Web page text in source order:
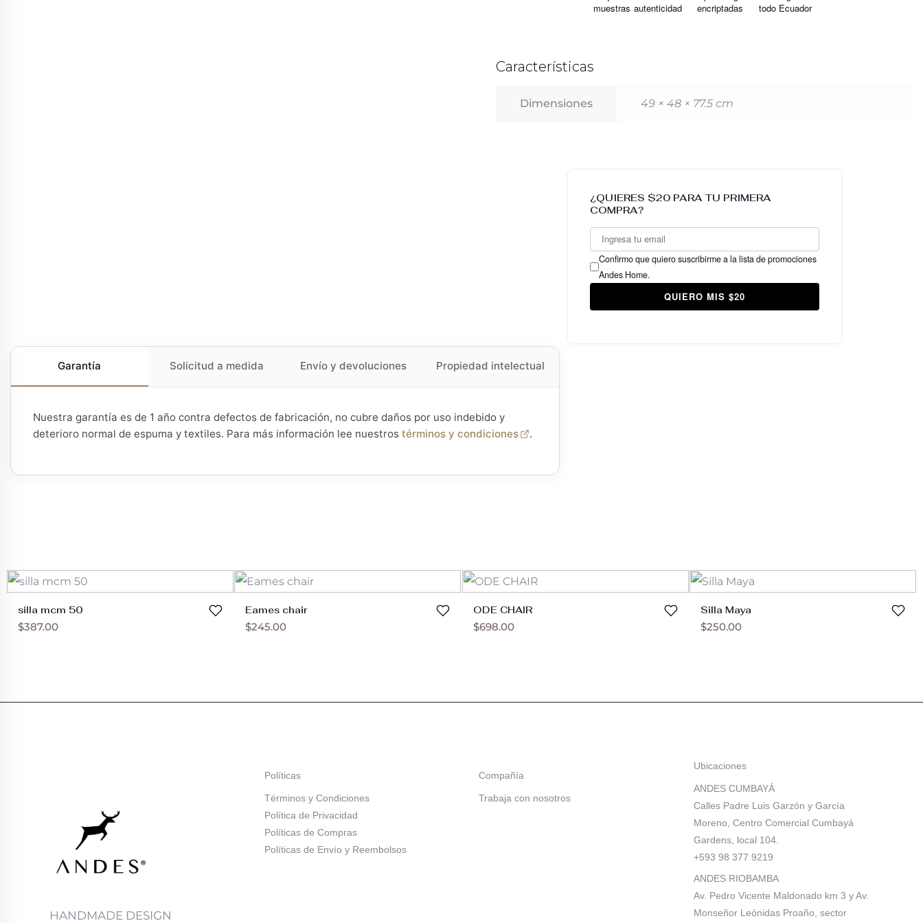
muestras autenticidad
encriptadas
todo Ecuador
Características
Dimensiones 49 × 48 × 77.5 cm
¿QUIERES $20 PARA TU PRIMERA
COMPRA?
Confirmo que quiero suscribirme a la lista de promociones
Andes Home.
QUIERO MIS $20
Garantía Solicitud a medida Envío y devoluciones Propiedad intelectual
Nuestra garantía es de 1 año contra defectos de fabricación, no cubre daños por uso indebido y
deterioro normal de espuma y textiles. Para más información lee nuestros términos y condiciones .
silla mcm 50
$387.00
Eames chair
$245.00
ODE CHAIR
$698.00
Silla Maya
$250.00
HANDMADE DESIGN
Políticas
Términos y Condiciones
Política de Privacidad
Políticas de Compras
Políticas de Envío y Reembolsos
Compañía
Trabaja con nosotros
Ubicaciones
ANDES CUMBAYÁ
Calles Padre Luis Garzón y García
Moreno, Centro Comercial Cumbayá
Gardens, local 104.
+593 98 377 9219
ANDES RIOBAMBA
Av. Pedro Vicente Maldonado km 3 y Av.
Monseñor Leónidas Proaño, sector